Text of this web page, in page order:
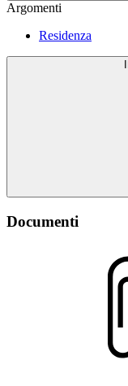
Argomenti
Residenza
Documenti